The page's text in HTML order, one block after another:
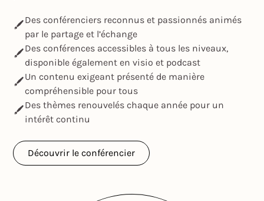
Des conférenciers reconnus et passionnés animés
par le partage et l’échange
Des conférences accessibles à tous les niveaux,
disponible également en visio et podcast
Un contenu exigeant présenté de manière
compréhensible pour tous
Des thèmes renouvelés chaque année pour un
intérêt continu
Découvrir le conférencier